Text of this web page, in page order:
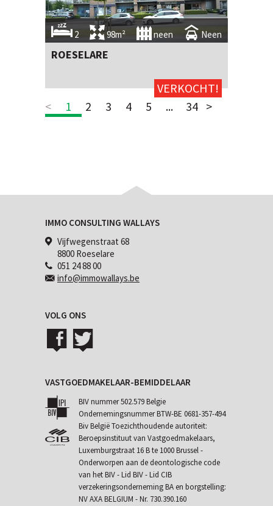
2 98m² neen Neen
ROESELARE
VERKOCHT!
<
1 2 3 4 5 ... 34 >
IMMO CONSULTING WALLAYS
Vijfwegenstraat 68
8800 Roeselare
051 24 88 00
info@immowallays.be
VOLG ONS
VASTGOEDMAKELAAR-BEMIDDELAAR
BIV nummer 502.579 Belgie
Ondernemingsnummer BTW-BE 0681-357-494
Biv België Toezichthoudende autoriteit:
Beroepsinstituut van Vastgoedmakelaars,
Luxemburgstraat 16 B te 1000 Brussel -
Onderworpen aan de deontologische code
van het BIV- Lid BIV - Lid CIB
verzekeringsonderneming BA en borgstelling:
NV AXA BELGIUM - Nr. 730.390.160